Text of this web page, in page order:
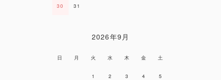
30 31
2026年9月
日 月 火 水 木 金 土
1 2 3 4 5